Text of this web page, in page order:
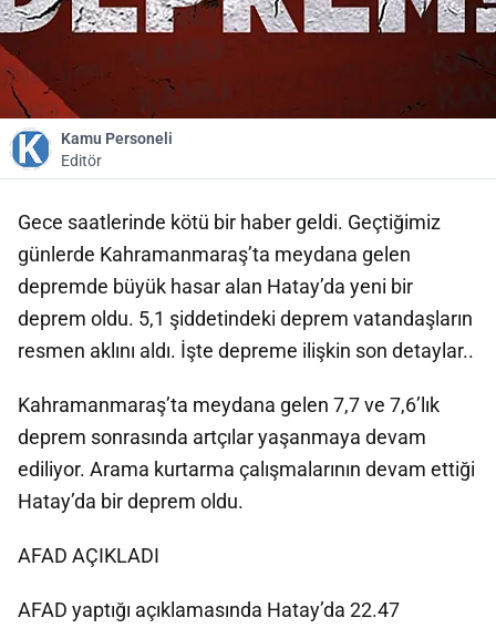
Kamu Personeli
Editör
Gece saatlerinde kötü bir haber geldi. Geçtiğimiz
günlerde Kahramanmaraş’ta meydana gelen
depremde büyük hasar alan Hatay’da yeni bir
deprem oldu. 5,1 şiddetindeki deprem vatandaşların
resmen aklını aldı. İşte depreme ilişkin son detaylar..
Kahramanmaraş’ta meydana gelen 7,7 ve 7,6’lık
deprem sonrasında artçılar yaşanmaya devam
ediliyor. Arama kurtarma çalışmalarının devam ettiği
Hatay’da bir deprem oldu.
AFAD AÇIKLADI
AFAD yaptığı açıklamasında Hatay’da 22.47